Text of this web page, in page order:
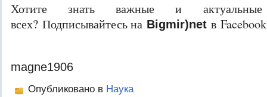
Хотите знать важные и
всех? Подписывайтесь на Bigmir)net в
magne1906
Опубликовано в Наука